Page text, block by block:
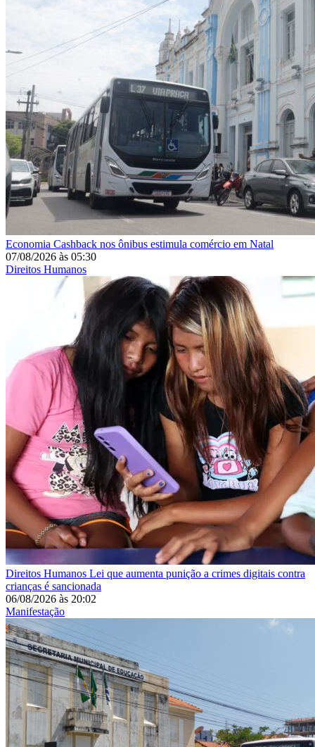
Economia Cashback nos ônibus estimula comércio em Natal
07/08/2026 às 05:30
Direitos Humanos
Direitos Humanos Lei que aumenta punição a crimes digitais contra
crianças é sancionada
06/08/2026 às 20:02
Manifestação